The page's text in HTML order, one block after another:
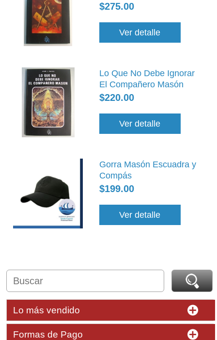
$275.00
Ver detalle
Lo Que No Debe Ignorar
El Compañero Masón
$220.00
Ver detalle
Gorra Masón Escuadra y
Compás
$199.00
Ver detalle
Lo más vendido
Formas de Pago